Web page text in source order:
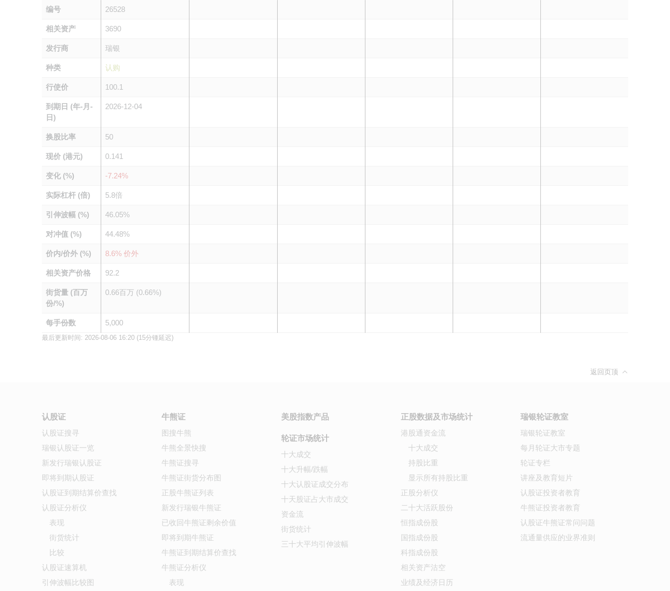
编号 26528
相关资产 3690
发行商 瑞银
种类 认购
行使价 100.1
到期日 (年-月-
日)
2026-12-04
换股比率 50
现价 (港元) 0.141
变化 (%) -7.24%
实际杠杆 (倍) 5.8倍
引伸波幅 (%) 46.05%
对冲值 (%) 44.48%
价内/价外 (%) 8.6% 价外
相关资产价格 92.2
街货量 (百万
份/%)
0.66百万 (0.66%)
每手份数 5,000
最后更新时间: 2026-08-06 16:20 (15分锺延迟)
返回页顶
认股证
认股证搜寻
瑞银认股证一览
新发行瑞银认股证
即将到期认股证
认股证到期结算价查找
认股证分析仪
表现
街货统计
比较
认股证速算机
引伸波幅比较图
牛熊证
图搜牛熊
牛熊全景快搜
牛熊证搜寻
牛熊证街货分布图
正股牛熊证列表
新发行瑞银牛熊证
已收回牛熊证剩余价值
即将到期牛熊证
牛熊证到期结算价查找
牛熊证分析仪
表现
美股指数产品
轮证市场统计
十大成交
十大升幅/跌幅
十大认股证成交分布
十天股证占大市成交
资金流
街货统计
三十大平均引伸波幅
正股数据及市场统计
港股通资金流
十大成交
持股比重
显示所有持股比重
正股分析仪
二十大活跃股份
恒指成份股
国指成份股
科指成份股
相关资产沽空
业绩及经济日历
瑞银轮证教室
瑞银轮证教室
每月轮证大市专题
轮证专栏
讲座及教育短片
认股证投资者教育
牛熊证投资者教育
认股证牛熊证常问问题
流通量供应的业界准则